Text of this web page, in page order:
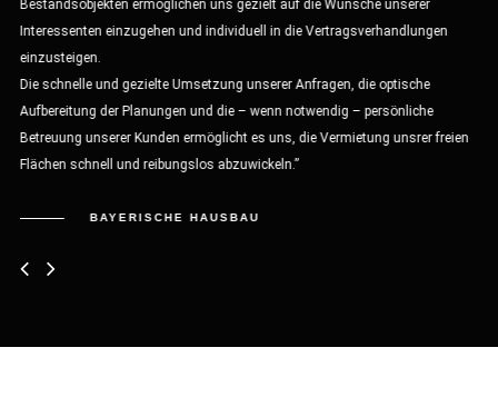
Bestandsobjekten ermöglichen uns gezielt auf die Wünsche unserer
Interessenten einzugehen und individuell in die Vertragsverhandlungen
einzusteigen.
Die schnelle und gezielte Umsetzung unserer Anfragen, die optische
Aufbereitung der Planungen und die – wenn notwendig – persönliche
Betreuung unserer Kunden ermöglicht es uns, die Vermietung unsrer freien
Flächen schnell und reibungslos abzuwickeln.”
BAYERISCHE HAUSBAU